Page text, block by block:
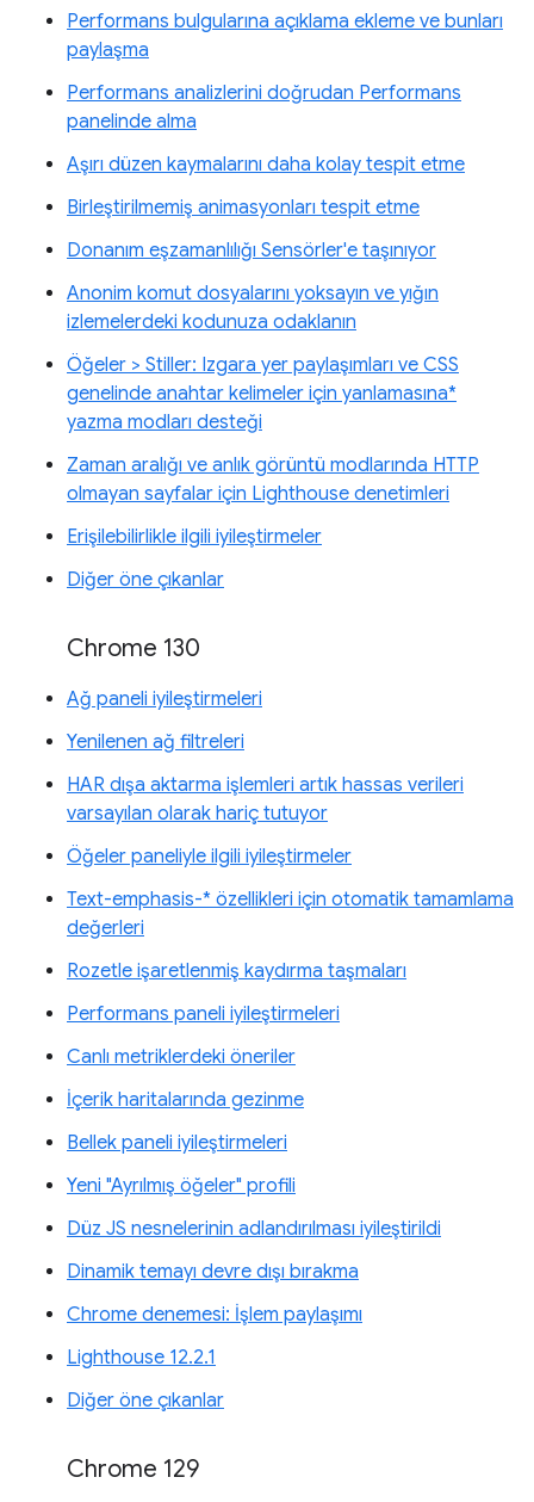
Performans bulgularına açıklama ekleme ve bunları
paylaşma
Performans analizlerini doğrudan Performans
panelinde alma
Aşırı düzen kaymalarını daha kolay tespit etme
Birleştirilmemiş animasyonları tespit etme
Donanım eşzamanlılığı Sensörler'e taşınıyor
Anonim komut dosyalarını yoksayın ve yığın
izlemelerdeki kodunuza odaklanın
Öğeler > Stiller: Izgara yer paylaşımları ve CSS
genelinde anahtar kelimeler için yanlamasına*
yazma modları desteği
Zaman aralığı ve anlık görüntü modlarında HTTP
olmayan sayfalar için Lighthouse denetimleri
Erişilebilirlikle ilgili iyileştirmeler
Diğer öne çıkanlar
Chrome 130
Ağ paneli iyileştirmeleri
Yenilenen ağ filtreleri
HAR dışa aktarma işlemleri artık hassas verileri
varsayılan olarak hariç tutuyor
Öğeler paneliyle ilgili iyileştirmeler
Text-emphasis-* özellikleri için otomatik tamamlama
değerleri
Rozetle işaretlenmiş kaydırma taşmaları
Performans paneli iyileştirmeleri
Canlı metriklerdeki öneriler
İçerik haritalarında gezinme
Bellek paneli iyileştirmeleri
Yeni "Ayrılmış öğeler" profili
Düz JS nesnelerinin adlandırılması iyileştirildi
Dinamik temayı devre dışı bırakma
Chrome denemesi: İşlem paylaşımı
Lighthouse 12.2.1
Diğer öne çıkanlar
Chrome 129